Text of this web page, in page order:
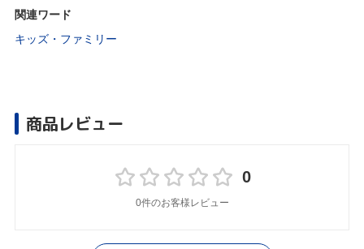
関連ワード
キッズ・ファミリー
商品レビュー
0
0件のお客様レビュー